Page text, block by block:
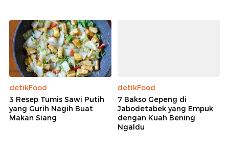
detikFood
3 Resep Tumis Sawi Putih
yang Gurih Nagih Buat
Makan Siang
detikFood
7 Bakso Gepeng di
Jabodetabek yang Empuk
dengan Kuah Bening
Ngaldu